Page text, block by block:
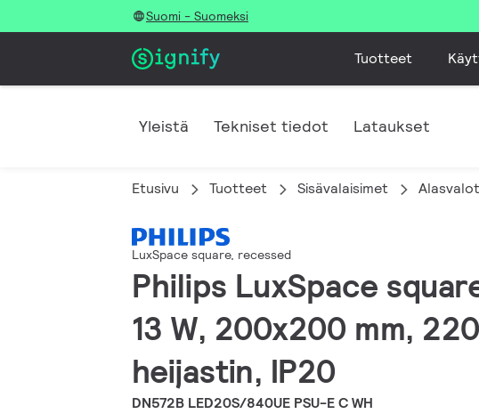
Suomi - Suomeksi
Tuotteet
Yleistä Tekniset tiedot Lataukset
Etusivu Tuotteet Sisävalaisimet Alasvalot
LuxSpace square, recessed
Philips LuxSpace
13 W, 200x200 mm,
heijastin, IP20
DN572B LED20S/840UE PSU-E C WH